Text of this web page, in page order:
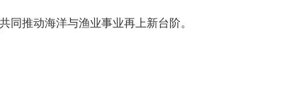
推动海洋与渔业事业再上新台阶。